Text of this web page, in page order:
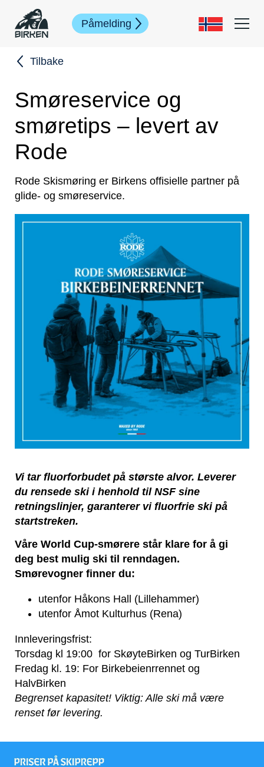
Påmelding
Tilbake
Smøreservice og
smøretips – levert av
Rode
Rode Skismøring er Birkens offisielle partner på
glide- og smøreservice.
Vi tar fluorforbudet på største alvor. Leverer
du rensede ski i henhold til NSF sine
retningslinjer, garanterer vi fluorfrie ski på
startstreken.
Våre World Cup-smørere står klare for å gi
deg best mulig ski til renndagen.
Smørevogner finner du:
utenfor Håkons Hall (Lillehammer)
utenfor Åmot Kulturhus (Rena)
Innleveringsfrist:
Torsdag kl 19:00 for SkøyteBirken og TurBirken
Fredag kl. 19: For Birkebeienrrennet og
HalvBirken
Begrenset kapasitet! Viktig: Alle ski må være
renset før levering.